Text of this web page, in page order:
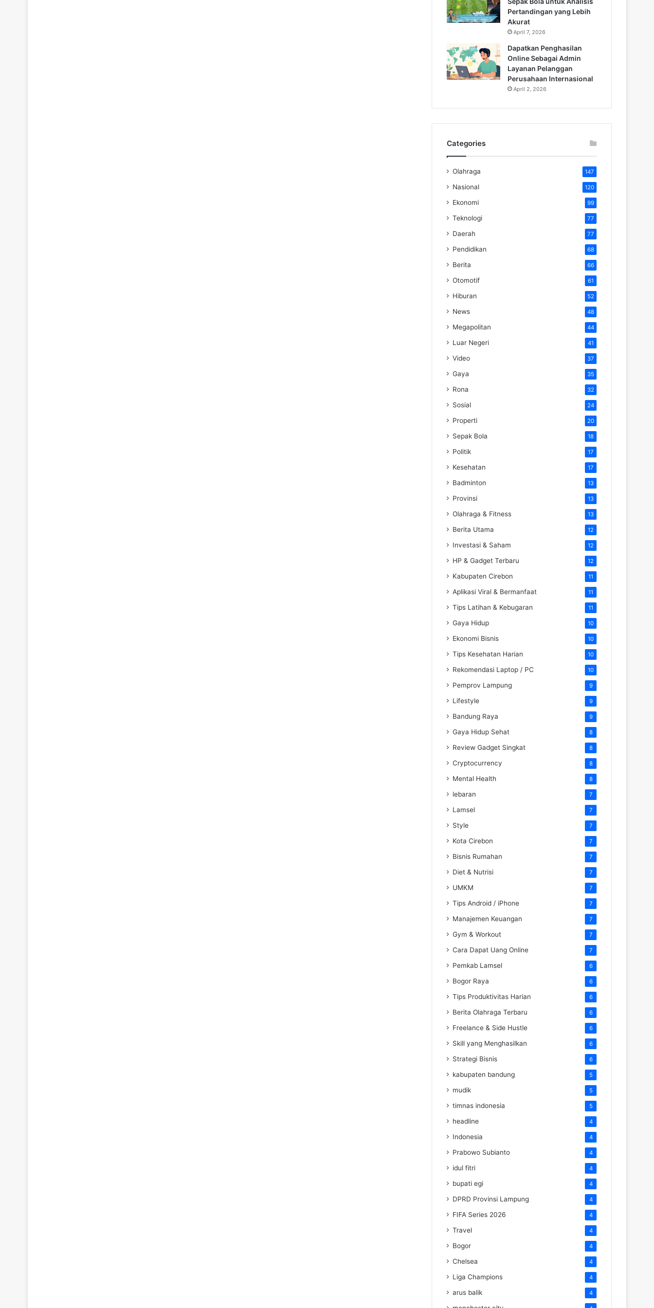
Pertandingan yang Lebih
Akurat
April 7, 2026
Dapatkan Penghasilan
Online Sebagai Admin
Layanan Pelanggan
Perusahaan Internasional
April 2, 2026
Categories
Olahraga 147
Nasional 120
Ekonomi 99
Teknologi 77
Daerah 77
Pendidikan 68
Berita 66
Otomotif 61
Hiburan 52
News 48
Megapolitan 44
Luar Negeri 41
Video 37
Gaya 35
Rona 32
Sosial 24
Properti 20
Sepak Bola 18
Politik 17
Kesehatan 17
Badminton 13
Provinsi 13
Olahraga & Fitness 13
Berita Utama 12
Investasi & Saham 12
HP & Gadget Terbaru 12
Kabupaten Cirebon 11
Aplikasi Viral & Bermanfaat 11
Tips Latihan & Kebugaran 11
Gaya Hidup 10
Ekonomi Bisnis 10
Tips Kesehatan Harian 10
Rekomendasi Laptop / PC 10
Pemprov Lampung 9
Lifestyle 9
Bandung Raya 9
Gaya Hidup Sehat 8
Review Gadget Singkat 8
Cryptocurrency 8
Mental Health 8
lebaran 7
Lamsel 7
Style 7
Kota Cirebon 7
Bisnis Rumahan 7
Diet & Nutrisi 7
UMKM 7
Tips Android / iPhone 7
Manajemen Keuangan 7
Gym & Workout 7
Cara Dapat Uang Online 7
Pemkab Lamsel 6
Bogor Raya 6
Tips Produktivitas Harian 6
Berita Olahraga Terbaru 6
Freelance & Side Hustle 6
Skill yang Menghasilkan 6
Strategi Bisnis 6
kabupaten bandung 5
mudik 5
timnas indonesia 5
headline 4
Indonesia 4
Prabowo Subianto 4
idul fitri 4
bupati egi 4
DPRD Provinsi Lampung 4
FIFA Series 2026 4
Travel 4
Bogor 4
Chelsea 4
Liga Champions 4
arus balik 4